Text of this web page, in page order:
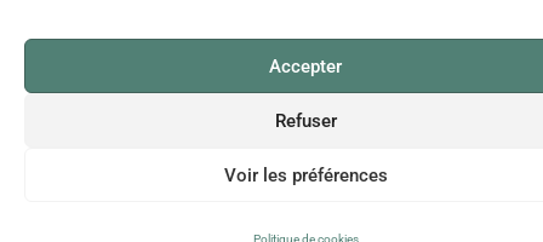
Accepter
Refuser
Voir les préférences
Politique de cookies